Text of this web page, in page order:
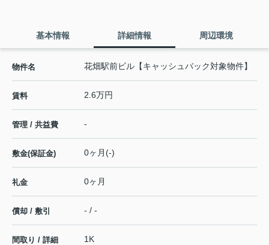
基本情報 詳細情報 周辺環境
物件名 花畑駅前ビル【キャッシュバック対象物件】
賃料 2.6万円
管理 / 共益費 -
敷金(保証金) 0ヶ月(-)
礼金 0ヶ月
償却 / 敷引 - / -
間取り / 詳細
1K